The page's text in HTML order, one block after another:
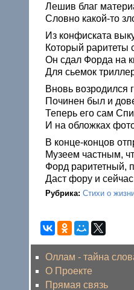
Лешив благ
Словно какой-то
Из конфиската
Который раритеты
Он сдал Форда на
Для сьемок
Вновь возродился
Починен был и
Теперь его сам
И на обложках
В конце-концов
Музеем частным,
Форд раритетный,
Даст фору и
Рубрика: Стихи о
Оллам - тайна
О Проекте
Прямая связь